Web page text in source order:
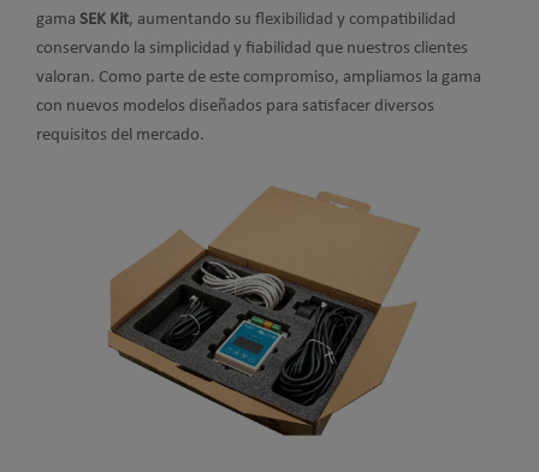
gama SEK Kit, aumentando su flexibilidad y compatibilidad
conservando la simplicidad y fiabilidad que nuestros clientes
valoran. Como parte de este compromiso, ampliamos la gama
con nuevos modelos diseñados para satisfacer diversos
requisitos del mercado.